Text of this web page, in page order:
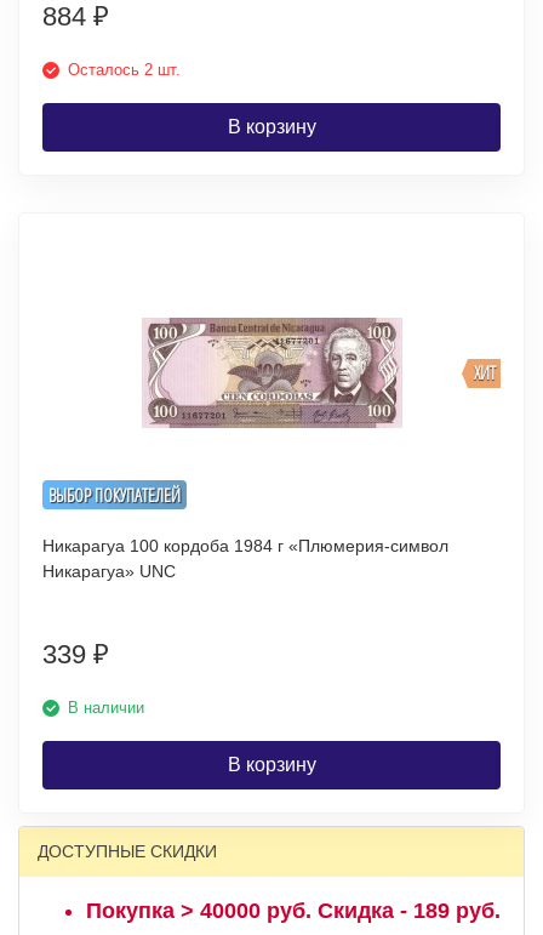
884 ₽
Осталось 2 шт.
В корзину
ВЫБОР ПОКУПАТЕЛЕЙ
ХИТ
Никарагуа 100 кордоба 1984 г «Плюмерия-символ
Никарагуа» UNC
339 ₽
В наличии
В корзину
ДОСТУПНЫЕ СКИДКИ
Покупка > 40000 руб. Скидка - 189 руб.